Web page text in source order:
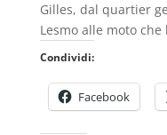
Gilles, dal quartier
Lesmo alle moto
Condividi:
Facebook